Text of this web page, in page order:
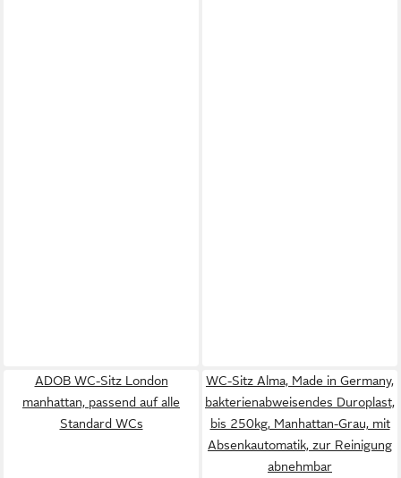
ADOB WC-Sitz London
manhattan, passend auf alle
Standard WCs
WC-Sitz Alma, Made in Germany,
bakterienabweisendes Duroplast,
bis 250kg, Manhattan-Grau, mit
Absenkautomatik, zur Reinigung
abnehmbar